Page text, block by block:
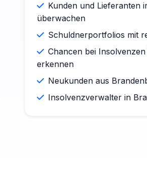
Kunden und Lieferanten
überwachen
Schuldnerportfolios mit
Chancen bei
erkennen
Neukunden aus
Insolvenzverwalter in